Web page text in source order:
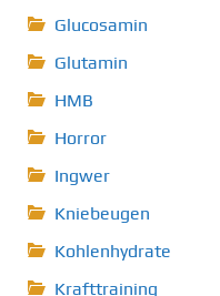
Glucosamin
Glutamin
HMB
Horror
Ingwer
Kniebeugen
Kohlenhydrate
Krafttraining